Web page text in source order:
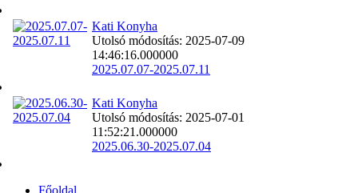
Kati Konyha
Utolsó módosítás: 2025-07-09
14:46:16.000000
2025.07.07-2025.07.11
Kati Konyha
Utolsó módosítás: 2025-07-01
11:52:21.000000
2025.06.30-2025.07.04
Főoldal